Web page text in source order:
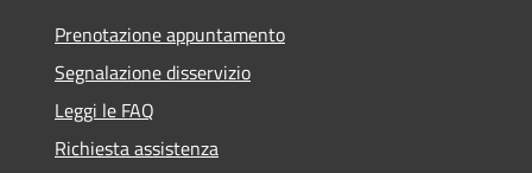
Prenotazione appuntamento
Segnalazione disservizio
Leggi le FAQ
Richiesta assistenza